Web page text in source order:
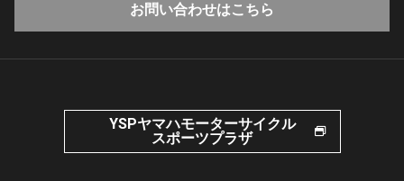
お問い合わせはこちら
YSPヤマハモーターサイクル
スポーツプラザ